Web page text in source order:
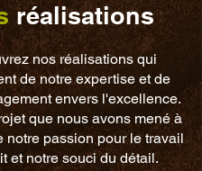
réalisations
nos réalisations qui
de notre expertise et de
envers l'excellence.
que nous avons mené à
notre passion pour le travail
et notre souci du détail.